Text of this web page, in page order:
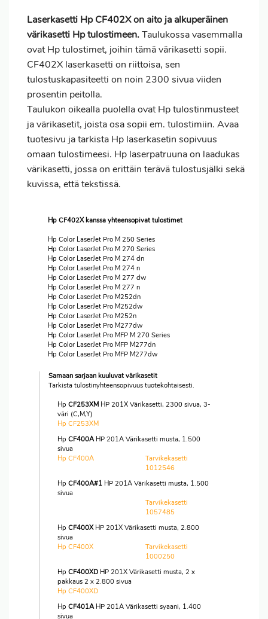
Laserkasetti Hp CF402X on aito ja alkuperäinen
värikasetti Hp tulostimeen.Taulukossa vasemmalla
ovat Hp tulostimet, joihin tämä värikasetti sopii.
CF402X laserkasetti on riittoisa, sen
tulostuskapasiteetti on noin 2300 sivua viiden
prosentin peitolla.
Taulukon oikealla puolella ovat Hp tulostinmusteet
ja värikasetit, joista osa sopii em. tulostimiin. Avaa
tuotesivu ja tarkista Hp laserkasetin sopivuus
omaan tulostimeesi. Hp laserpatruuna on laadukas
värikasetti, jossa on erittäin terävä tulostusjälki sekä
kuvissa, että tekstissä.
Hp CF402X kanssa yhteensopivat tulostimet
Hp Color LaserJet Pro M 250 Series
Hp Color LaserJet Pro M 270 Series
Hp Color LaserJet Pro M 274 dn
Hp Color LaserJet Pro M 274 n
Hp Color LaserJet Pro M 277 dw
Hp Color LaserJet Pro M 277 n
Hp Color LaserJet Pro M252dn
Hp Color LaserJet Pro M252dw
Hp Color LaserJet Pro M252n
Hp Color LaserJet Pro M277dw
Hp Color LaserJet Pro MFP M 270 Series
Hp Color LaserJet Pro MFP M277dn
Hp Color LaserJet Pro MFP M277dw
Samaan sarjaan kuuluvat värikasetit
Tarkista tulostinyhteensopivuus tuotekohtaisesti.
Hp CF253XM HP 201X Värikasetti, 2300 sivua, 3-
väri (C,M,Y)
Hp CF253XM
Hp CF400AHP 201A Värikasetti musta, 1.500
sivua
Hp CF400A
Tarvikekasetti
1012546
Hp CF400A#1 HP 201A Värikasetti musta, 1.500
sivua
Tarvikekasetti
1057485
Hp CF400XHP 201X Värikasetti musta, 2.800
sivua
Hp CF400X
Tarvikekasetti
1000250
Hp CF400XD HP 201X Värikasetti musta, 2 x
pakkaus 2 x 2.800 sivua
Hp CF400XD
Hp CF401AHP 201A Värikasetti syaani, 1.400
sivua